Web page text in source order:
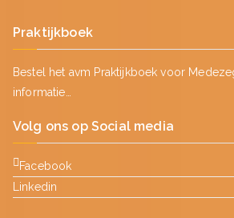
Praktijkboek
Bestel het avm Praktijkboek voor
informatie…
Volg ons op Social media
Facebook
Linkedin